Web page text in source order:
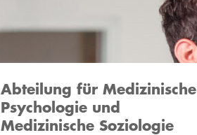
Abteilung für Medizinische
Psychologie und
Medizinische Soziologie